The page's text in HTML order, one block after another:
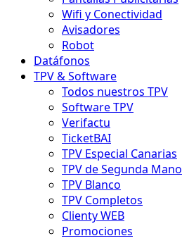
Wifi y Conectividad
Avisadores
Robot
Datáfonos
TPV & Software
Todos nuestros TPV
Software TPV
Verifactu
TicketBAI
TPV Especial Canarias
TPV de Segunda Mano
TPV Blanco
TPV Completos
Clienty WEB
Promociones